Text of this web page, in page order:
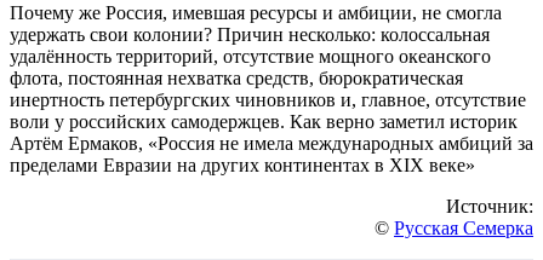
Почему же Россия, имевшая ресурсы и амбиции, не смогла
удержать свои колонии? Причин несколько: колоссальная
удалённость территорий, отсутствие мощного океанского
флота, постоянная нехватка средств, бюрократическая
инертность петербургских чиновников и, главное, отсутствие
воли у российских самодержцев. Как верно заметил историк
Артём Ермаков, «Россия не имела международных амбиций за
пределами Евразии на других континентах в XIX веке»
Источник:
© Русская Семерка